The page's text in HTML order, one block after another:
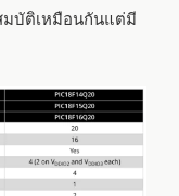
มบัติเหมือนกันแต่มี